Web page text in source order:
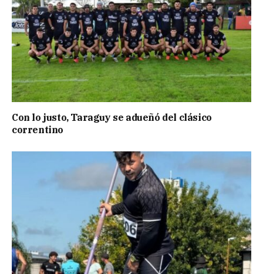
Con lo justo, Taraguy se adueñó del clásico
correntino